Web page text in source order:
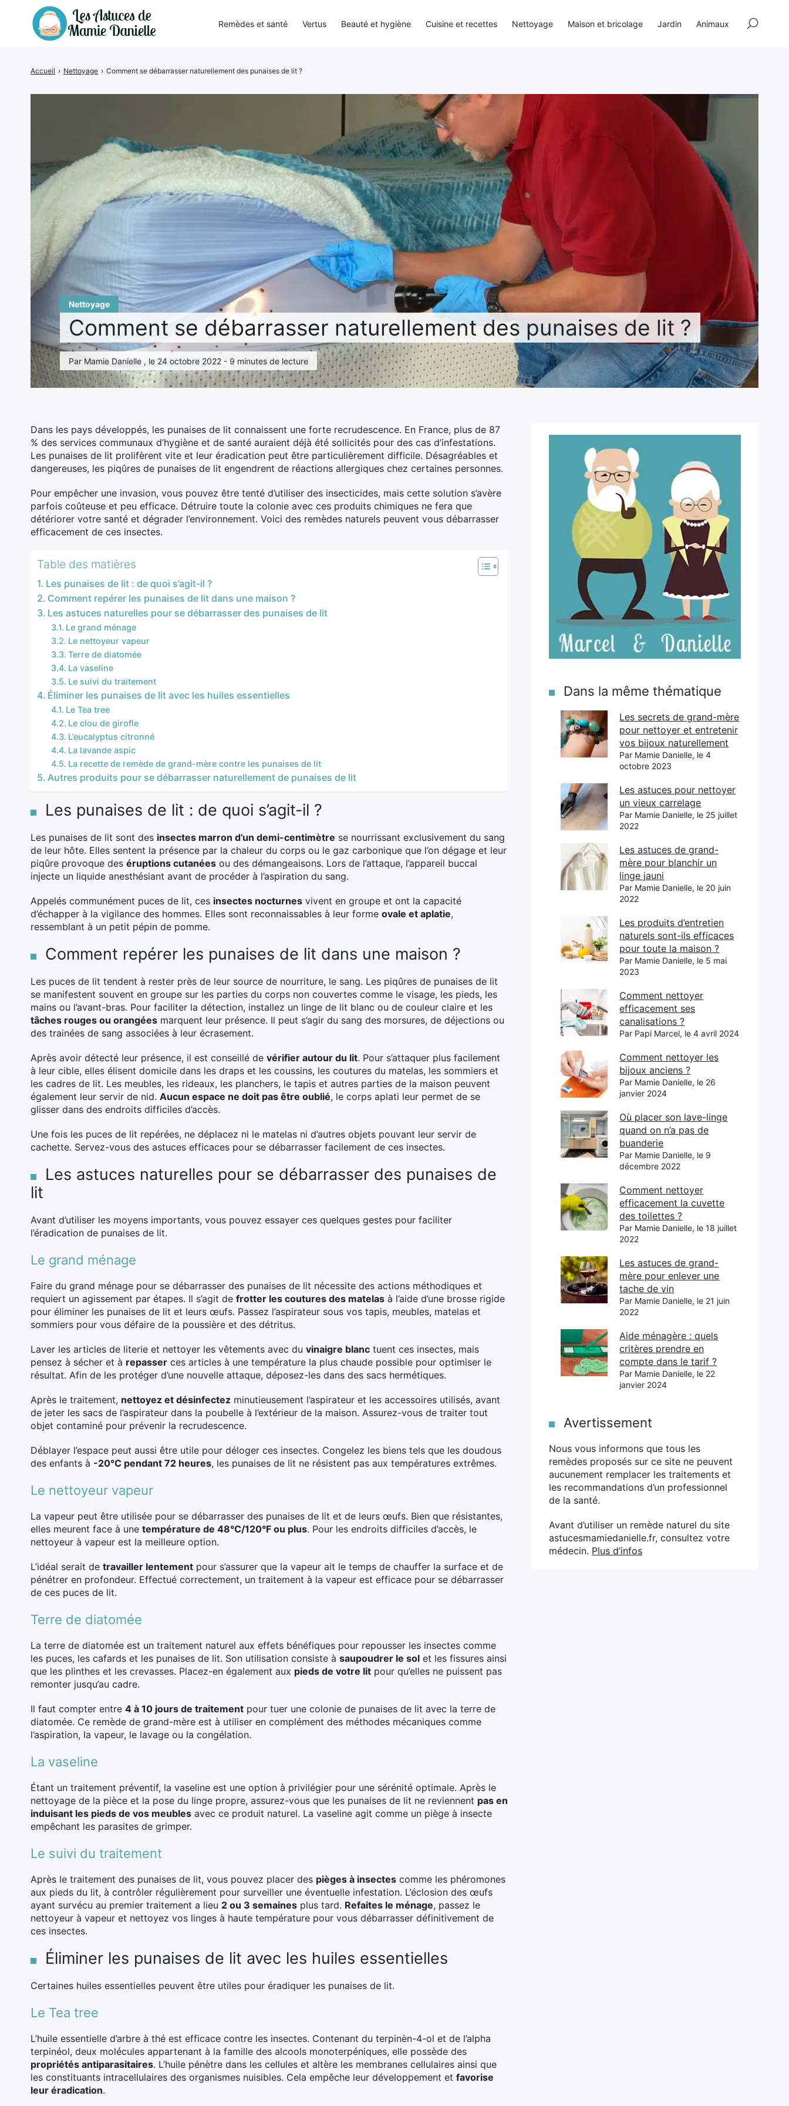
Nettoyage
Comment se débarrasser naturellement des punaises de lit ?
Par Mamie Danielle , le 24 octobre 2022 - 9 minutes de lecture
Accueil › Nettoyage › Comment se débarrasser naturellement des punaises de lit ?
Dans les pays développés, les punaises de lit connaissent une forte recrudescence. En France, plus de 87
% des services communaux d’hygiène et de santé auraient déjà été sollicités pour des cas d’infestations.
Les punaises de lit prolifèrent vite et leur éradication peut être particulièrement difficile. Désagréables et
dangereuses, les piqûres de punaises de lit engendrent de réactions allergiques chez certaines personnes.
Pour empêcher une invasion, vous pouvez être tenté d’utiliser des insecticides, mais cette solution s’avère
parfois coûteuse et peu efficace. Détruire toute la colonie avec ces produits chimiques ne fera que
détériorer votre santé et dégrader l’environnement. Voici des remèdes naturels peuvent vous débarrasser
efficacement de ces insectes.
Table des matières
Les punaises de lit : de quoi s’agit-il ?
Comment repérer les punaises de lit dans une maison ?
Les astuces naturelles pour se débarrasser des punaises de lit
Le grand ménage
Le nettoyeur vapeur
Terre de diatomée
La vaseline
Le suivi du traitement
Éliminer les punaises de lit avec les huiles essentielles
Le Tea tree
Le clou de girofle
L’eucalyptus citronné
La lavande aspic
La recette de remède de grand-mère contre les punaises de lit
Autres produits pour se débarrasser naturellement de punaises de lit
Les punaises de lit : de quoi s’agit-il ?
Les punaises de lit sont des insectes marron d’un demi-centimètre se nourrissant exclusivement du sang
de leur hôte. Elles sentent la présence par la chaleur du corps ou le gaz carbonique que l’on dégage et leur
piqûre provoque des éruptions cutanées ou des démangeaisons. Lors de l’attaque, l’appareil buccal
injecte un liquide anesthésiant avant de procéder à l’aspiration du sang.
Appelés communément puces de lit, ces insectes nocturnes vivent en groupe et ont la capacité
d’échapper à la vigilance des hommes. Elles sont reconnaissables à leur forme ovale et aplatie,
ressemblant à un petit pépin de pomme.
Comment repérer les punaises de lit dans une maison ?
Les puces de lit tendent à rester près de leur source de nourriture, le sang. Les piqûres de punaises de lit
se manifestent souvent en groupe sur les parties du corps non couvertes comme le visage, les pieds, les
mains ou l’avant-bras. Pour faciliter la détection, installez un linge de lit blanc ou de couleur claire et les
tâches rouges ou orangées marquent leur présence. Il peut s’agir du sang des morsures, de déjections ou
des trainées de sang associées à leur écrasement.
Après avoir détecté leur présence, il est conseillé de vérifier autour du lit. Pour s’attaquer plus facilement
à leur cible, elles élisent domicile dans les draps et les coussins, les coutures du matelas, les sommiers et
les cadres de lit. Les meubles, les rideaux, les planchers, le tapis et autres parties de la maison peuvent
également leur servir de nid. Aucun espace ne doit pas être oublié, le corps aplati leur permet de se
glisser dans des endroits difficiles d’accès.
Une fois les puces de lit repérées, ne déplacez ni le matelas ni d’autres objets pouvant leur servir de
cachette. Servez-vous des astuces efficaces pour se débarrasser facilement de ces insectes.
Les astuces naturelles pour se débarrasser des punaises de
lit
Avant d’utiliser les moyens importants, vous pouvez essayer ces quelques gestes pour faciliter
l’éradication de punaises de lit.
Le grand ménage
Faire du grand ménage pour se débarrasser des punaises de lit nécessite des actions méthodiques et
requiert un agissement par étapes. Il s’agit de frotter les coutures des matelas à l’aide d’une brosse rigide
pour éliminer les punaises de lit et leurs œufs. Passez l’aspirateur sous vos tapis, meubles, matelas et
sommiers pour vous défaire de la poussière et des détritus.
Laver les articles de literie et nettoyer les vêtements avec du vinaigre blanc tuent ces insectes, mais
pensez à sécher et à repasser ces articles à une température la plus chaude possible pour optimiser le
résultat. Afin de les protéger d’une nouvelle attaque, déposez-les dans des sacs hermétiques.
Après le traitement, nettoyez et désinfectez minutieusement l’aspirateur et les accessoires utilisés, avant
de jeter les sacs de l’aspirateur dans la poubelle à l’extérieur de la maison. Assurez-vous de traiter tout
objet contaminé pour prévenir la recrudescence.
Déblayer l’espace peut aussi être utile pour déloger ces insectes. Congelez les biens tels que les doudous
des enfants à -20°C pendant 72 heures, les punaises de lit ne résistent pas aux températures extrêmes.
Le nettoyeur vapeur
La vapeur peut être utilisée pour se débarrasser des punaises de lit et de leurs œufs. Bien que résistantes,
elles meurent face à une température de 48°C/120°F ou plus. Pour les endroits difficiles d’accès, le
nettoyeur à vapeur est la meilleure option.
L’idéal serait de travailler lentement pour s’assurer que la vapeur ait le temps de chauffer la surface et de
pénétrer en profondeur. Effectué correctement, un traitement à la vapeur est efficace pour se débarrasser
de ces puces de lit.
Terre de diatomée
La terre de diatomée est un traitement naturel aux effets bénéfiques pour repousser les insectes comme
les puces, les cafards et les punaises de lit. Son utilisation consiste à saupoudrer le sol et les fissures ainsi
que les plinthes et les crevasses. Placez-en également aux pieds de votre lit pour qu’elles ne puissent pas
remonter jusqu’au cadre.
Il faut compter entre 4 à 10 jours de traitement pour tuer une colonie de punaises de lit avec la terre de
diatomée. Ce remède de grand-mère est à utiliser en complément des méthodes mécaniques comme
l’aspiration, la vapeur, le lavage ou la congélation.
La vaseline
Étant un traitement préventif, la vaseline est une option à privilégier pour une sérénité optimale. Après le
nettoyage de la pièce et la pose du linge propre, assurez-vous que les punaises de lit ne reviennent pas en
induisant les pieds de vos meubles avec ce produit naturel. La vaseline agit comme un piège à insecte
empêchant les parasites de grimper.
Le suivi du traitement
Après le traitement des punaises de lit, vous pouvez placer des pièges à insectes comme les phéromones
aux pieds du lit, à contrôler régulièrement pour surveiller une éventuelle infestation. L’éclosion des œufs
ayant survécu au premier traitement a lieu 2 ou 3 semaines plus tard. Refaites le ménage, passez le
nettoyeur à vapeur et nettoyez vos linges à haute température pour vous débarrasser définitivement de
ces insectes.
Éliminer les punaises de lit avec les huiles essentielles
Certaines huiles essentielles peuvent être utiles pour éradiquer les punaises de lit.
Le Tea tree
L’huile essentielle d’arbre à thé est efficace contre les insectes. Contenant du terpinèn-4-ol et de l’alpha
terpinéol, deux molécules appartenant à la famille des alcools monoterpéniques, elle possède des
propriétés antiparasitaires. L’huile pénètre dans les cellules et altère les membranes cellulaires ainsi que
les constituants intracellulaires des organismes nuisibles. Cela empêche leur développement et favorise
leur éradication.
Dans la même thématique
Les secrets de grand-mère
pour nettoyer et entretenir
vos bijoux naturellement
Par Mamie Danielle, le 4
octobre 2023
Les astuces pour nettoyer
un vieux carrelage
Par Mamie Danielle, le 25 juillet
2022
Les astuces de grand-
mère pour blanchir un
linge jauni
Par Mamie Danielle, le 20 juin
2022
Les produits d’entretien
naturels sont-ils efficaces
pour toute la maison ?
Par Mamie Danielle, le 5 mai
2023
Comment nettoyer
efficacement ses
canalisations ?
Par Papi Marcel, le 4 avril 2024
Comment nettoyer les
bijoux anciens ?
Par Mamie Danielle, le 26
janvier 2024
Où placer son lave-linge
quand on n’a pas de
buanderie
Par Mamie Danielle, le 9
décembre 2022
Comment nettoyer
efficacement la cuvette
des toilettes ?
Par Mamie Danielle, le 18 juillet
2022
Les astuces de grand-
mère pour enlever une
tache de vin
Par Mamie Danielle, le 21 juin
2022
Aide ménagère : quels
critères prendre en
compte dans le tarif ?
Par Mamie Danielle, le 22
janvier 2024
Avertissement
Nous vous informons que tous les
remèdes proposés sur ce site ne peuvent
aucunement remplacer les traitements et
les recommandations d’un professionnel
de la santé.
Avant d’utiliser un remède naturel du site
astucesmamiedanielle.fr, consultez votre
médecin. Plus d’infos
Remèdes et santé Vertus Beauté et hygiène Cuisine et recettes Nettoyage Maison et bricolage Jardin Animaux
Rechercher